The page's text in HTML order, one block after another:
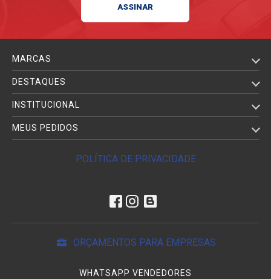
MARCAS
DESTAQUES
INSTITUCIONAL
MEUS PEDIDOS
POLÍTICA DE PRIVACIDADE
ORÇAMENTOS PARA EMPRESAS
WHATSAPP VENDEDORES